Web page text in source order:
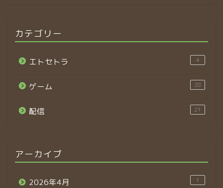
カテゴリー
エトセトラ 4
ゲーム 28
配信 21
アーカイブ
2026年4月 1